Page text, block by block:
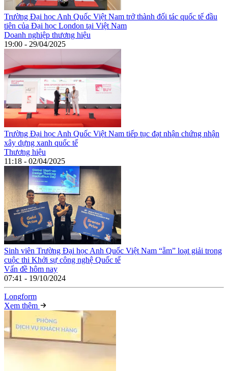
Trường Đại học Anh Quốc Việt Nam trở thành đối tác quốc tế đầu
tiên của Đại học London tại Việt Nam
Doanh nghiệp thương hiệu
19:00 - 29/04/2025
Trường ​​​​Đại học Anh Quốc Việt Nam tiếp tục đạt nhận chứng nhận
xây dựng xanh quốc tế
Thương hiệu
11:18 - 02/04/2025
Sinh viên Trường Đại học Anh Quốc Việt Nam “ẵm” loạt giải trong
cuộc thi Khởi sự công nghệ Quốc tế
Vấn đề hôm nay
07:41 - 19/10/2024
Longform
Xem thêm